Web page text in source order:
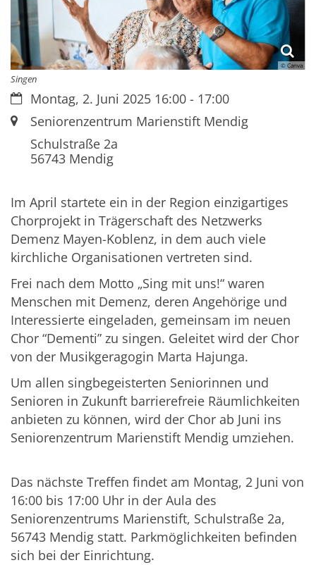
© Canva
Singen
Datum:Montag, 2. Juni 2025 16:00 - 17:00
Ort:Seniorenzentrum Marienstift Mendig
Schulstraße 2a
56743Mendig
Im April startete ein in der Region einzigartiges
Chorprojekt in Trägerschaft des Netzwerks
Demenz Mayen-Koblenz, in dem auch viele
kirchliche Organisationen vertreten sind.
Frei nach dem Motto „Sing mit uns!“ waren
Menschen mit Demenz, deren Angehörige und
Interessierte eingeladen, gemeinsam im neuen
Chor “Dementi” zu singen. Geleitet wird der Chor
von der Musikgeragogin Marta Hajunga.
Um allen singbegeisterten Seniorinnen und
Senioren in Zukunft barrierefreie Räumlichkeiten
anbieten zu können, wird der Chor ab Juni ins
Seniorenzentrum Marienstift Mendig umziehen.
Das nächste Treffen findet am Montag, 2 Juni von
16:00 bis 17:00 Uhr in der Aula des
Seniorenzentrums Marienstift, Schulstraße 2a,
56743 Mendig statt. Parkmöglichkeiten befinden
sich bei der Einrichtung.